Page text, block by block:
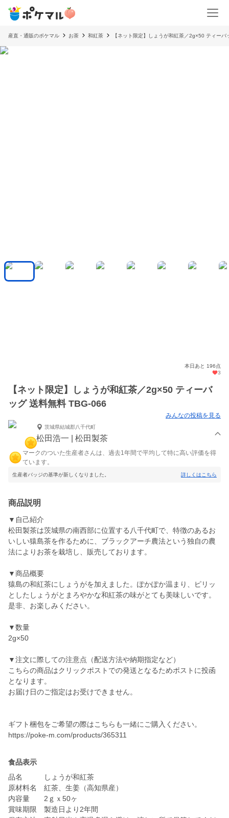
産直・通販のポケマル お茶 和紅茶 【ネット限定】しょうが和紅茶／2g×50 ティー
本日あと 196点
3
【ネット限定】しょうが和紅茶／2g×50 ティーバ
ッグ 送料無料 TBG-066
みんなの投稿を見る
茨城県結城郡八千代町
松田浩一 | 松田製茶
マークのついた生産者さんは、過去1年間で平均して特に高い評価を得
ています。
生産者バッジの基準が新しくなりました。 詳しくはこちら
商品説明
▼自己紹介
松田製茶は茨城県の南西部に位置する八千代町で、特徴のあるお
いしい猿島茶を作るために、ブラックアーチ農法という独自の農
法によりお茶を栽培し、販売しております。
▼商品概要
猿島の和紅茶にしょうがを加えました。ぽかぽか温まり、ピリッ
としたしょうがとまろやかな和紅茶の味がとても美味しいです。
是非、お楽しみください。
▼数量
2g×50
▼注文に際しての注意点（配送方法や納期指定など）
こちらの商品はクリックポストでの発送となるためポストに投函
となります。
お届け日のご指定はお受けできません。
ギフト梱包をご希望の際はこちらも一緒にご購入ください。
https://poke-m.com/products/365311
食品表示
品名 しょうが和紅茶
原材料名 紅茶、生姜（高知県産）
内容量 2ｇｘ50ヶ
賞味期限 製造日より2年間